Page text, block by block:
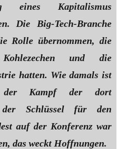
eines Kapitalismus
Die Big-Tech-Branche
Rolle übernommen, die
und die
hatten. Wie damals ist
der Kampf der dort
der Schlüssel für den
auf der Konferenz war
das weckt Hoffnungen.